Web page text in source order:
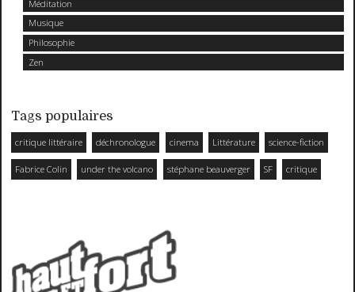
Méditation
Musique
Philosophie
Zen
Tags populaires
critique littéraire déchronologue cinema Littérature science-fiction
Fabrice Colin under the volcano stéphane beauverger SF critique